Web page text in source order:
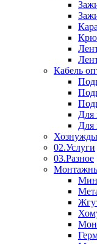
Кабель
Для
Для
Хознужды
02.Услуги
03.Разное